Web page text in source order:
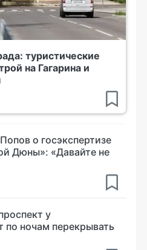
туристические
на Гагарина и
о госэкспертизе
Дюны»: «Давайте не
у
по ночам перекрывать